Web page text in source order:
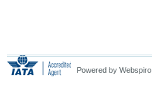
Powered by Webspiro.